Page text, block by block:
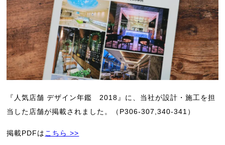
『人気店舗 デザイン年鑑 2018』に、当社が設計・施工を担
当した店舗が掲載されました。（P306-307,340-341）
掲載PDFは こちら >>